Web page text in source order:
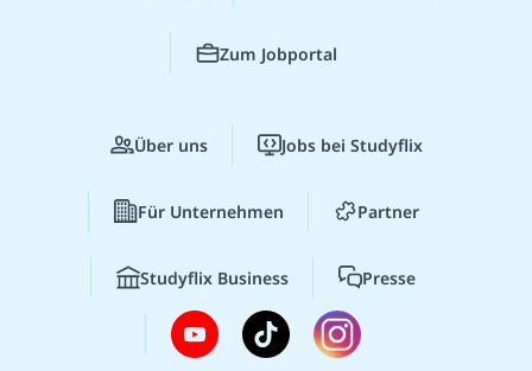
Zum Jobportal
Über uns Jobs bei Studyflix
Für Unternehmen Partner
Studyflix Business Presse